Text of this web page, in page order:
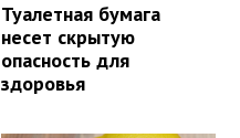
Туалетная бумага
несет скрытую
опасность для
здоровья